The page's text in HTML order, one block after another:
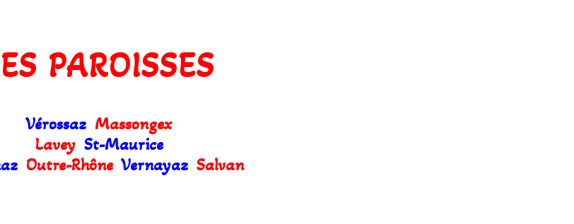
PAROISSES
Vérossaz Massongex
Lavey St-Maurice
Outre-Rhône Vernayaz Salvan